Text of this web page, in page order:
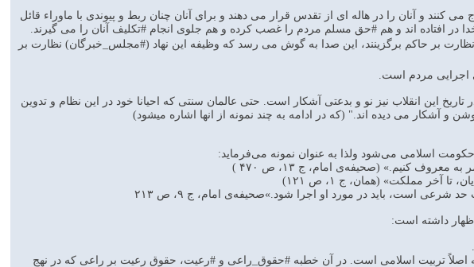
کنند و آنان را در هاله ای از تقدس قرار می دهند و برای آنان چنان ربط و پیوندی با ماوراء قائل
در افتاده اند و هم #حق مسلم مردم را غصب کرده و هم جلوی انجام #تکلیف آنان را می گیرند.
بر حاکم برگزینند، این صدا به گوش می رسد که وظیفه این نهاد (#مجلس_خبرگان) نظارت بر
اجرایی مردم است.
این انقلاب نیز نو و بدعتی آشکار است. حتی عالمان سنتی که احیانا خود در این نظام و تدوین
آشکار می دیده اند." (كه در ادامه به چند نمونه از انها اشاره ميشود)
اسلامی می‌شود و‌لذا به عنوان نمونه می‌فرماید:
کنیم.» (صحیفه‌ی امام، ج ۱۳، ص ۴۷۰ )
آخر مملکت» (همان، ج ۱، ص ۱۲۱)
است، باید در مورد او اجرا شود.»صحیفه‌ی امام، ج ۹، ص ۲۱۳
داشته است:
كه اصلاً تربيت اسلامى است. در آن خطبه #حقوق_راعى و #رعيت، حقوق رعيت بر راعى كه در نهج